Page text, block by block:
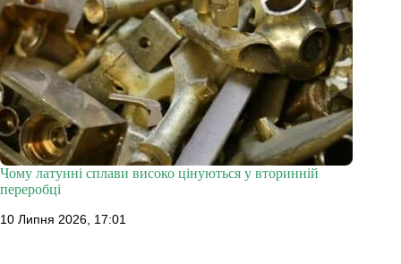
Чому латунні сплави високо цінуються у вторинній
переробці
10 Липня 2026, 17:01